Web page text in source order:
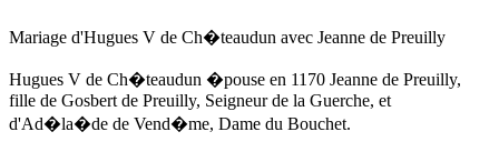
Mariage d'Hugues V de Ch�teaudun avec Jeanne de Preuilly
Hugues V de Ch�teaudun �pouse en 1170 Jeanne de Preuilly,
fille de Gosbert de Preuilly, Seigneur de la Guerche, et
d'Ad�la�de de Vend�me, Dame du Bouchet.